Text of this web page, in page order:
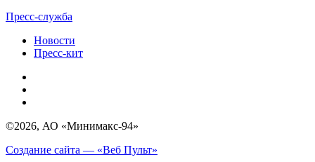
Пресс-служба
Новости
Пресс-кит
©2026, АО «Минимакс-94»
Создание сайта — «Веб Пульт»